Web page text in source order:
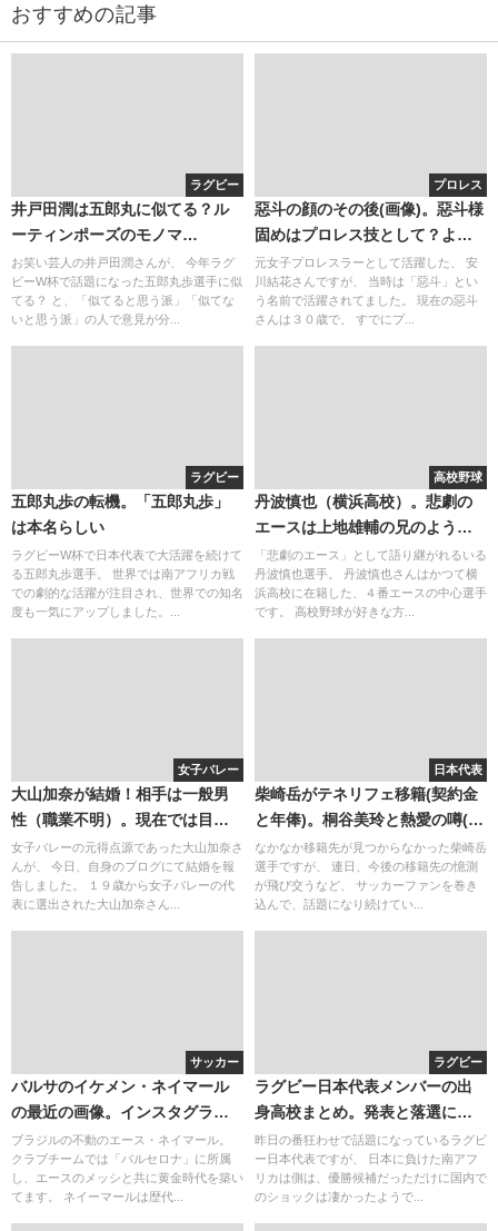
おすすめの記事
ラグビー
井戸田潤は五郎丸に似てる？ル
ーティンポーズのモノマ
ネ・・・。五郎丸歩本人のコメ
ントやリアクションが気になる
お笑い芸人の井戸田潤さんが、 今年ラグ
ビーW杯で話題になった五郎丸歩選手に似
てる？ と、「似てると思う派」「似てな
いと思う派」の人で意見が分...
プロレス
惡斗の顔のその後(画像)。惡斗様
固めはプロレス技として？よし
この現在・・
元女子プロレスラーとして活躍した、 安
川結花さんですが、 当時は「惡斗」とい
う名前で活躍されてました。 現在の惡斗
さんは３０歳で、 すでにプ...
ラグビー
五郎丸歩の転機。「五郎丸歩」
は本名らしい
ラグビーW杯で日本代表で大活躍を続けて
る五郎丸歩選手。 世界では南アフリカ戦
での劇的な活躍が注目され、世界での知名
度も一気にアップしました。...
高校野球
丹波慎也（横浜高校）。悲劇の
エースは上地雄輔の兄のような
存在。渡辺監督は写真を大切
に・・・。
「悲劇のエース」として語り継がれるいる
丹波慎也選手。 丹波慎也さんはかつて横
浜高校に在籍した、４番エースの中心選手
です。 高校野球が好きな方...
女子バレー
大山加奈が結婚！相手は一般男
性（職業不明）。現在では目の
くまが可愛い大人の女性に！
女子バレーの元得点源であった大山加奈さ
んが、 今日、自身のブログにて結婚を報
告しました。 １９歳から女子バレーの代
表に選出された大山加奈さん...
日本代表
柴崎岳がテネリフェ移籍(契約金
と年俸)。桐谷美玲と熱愛の噂(２
ｃｈ)
なかなか移籍先が見つからなかった柴崎岳
選手ですが、 連日、今後の移籍先の憶測
が飛び交うなど、 サッカーファンを巻き
込んで、話題になり続けてい...
サッカー
バルサのイケメン・ネイマール
の最近の画像。インスタグラム
のアカウントには彼女も登場？
ブラジルの不動のエース・ネイマール。
クラブチームでは「バルセロナ」に所属
し、エースのメッシと共に黄金時代を築い
てます。 ネイーマールは歴代...
ラグビー
ラグビー日本代表メンバーの出
身高校まとめ。発表と落選に外
国人が多い？
昨日の番狂わせで話題になっているラグビ
ー日本代表ですが、 日本に負けた南アフ
リカは側は、優勝候補だっただけに国内で
のショックは凄かったようで...